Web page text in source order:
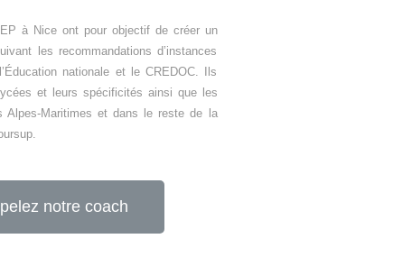
à Nice ont pour objectif de créer un
les recommandations d’instances
nationale et le CREDOC. Ils
et leurs spécificités ainsi que les
Alpes-Maritimes et dans le reste de la
notre coach